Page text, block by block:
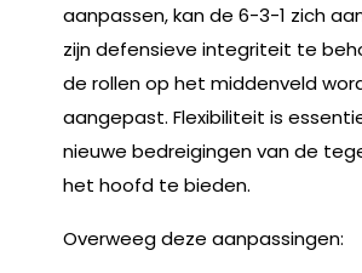
aanpassen, kan de 6-3-1 zich
zijn defensieve integriteit te
de rollen op het middenveld
aangepast. Flexibiliteit is
nieuwe bedreigingen van de
het hoofd te bieden.
Overweeg deze aanpassingen: